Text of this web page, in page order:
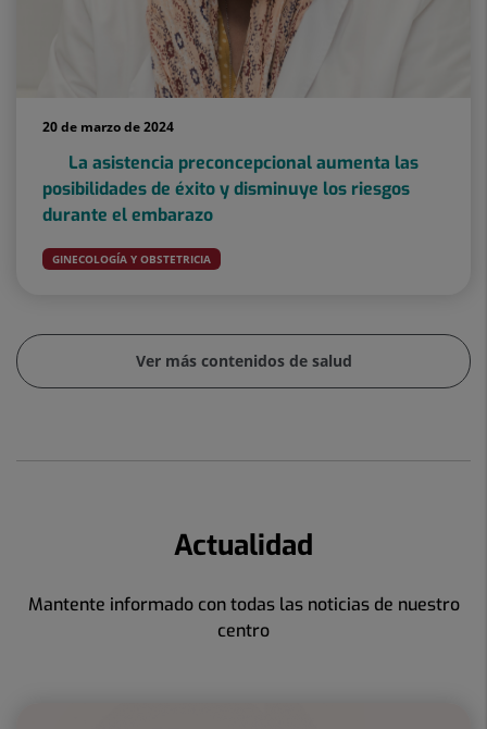
20 de marzo de 2024
La asistencia preconcepcional aumenta las
posibilidades de éxito y disminuye los riesgos
durante el embarazo
GINECOLOGÍA Y OBSTETRICIA
Ver más contenidos de salud
Actualidad
Mantente informado con todas las noticias de nuestro
centro